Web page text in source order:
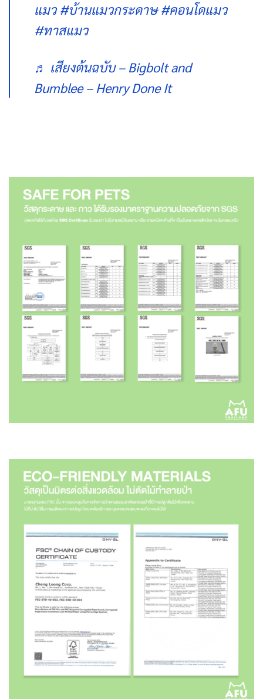
แมว #บ้านแมวกระดาษ #คอนโดแมว
#ทาสแมว
♬ เสียงต้นฉบับ – Bigbolt and
Bumblee – Henry Done It